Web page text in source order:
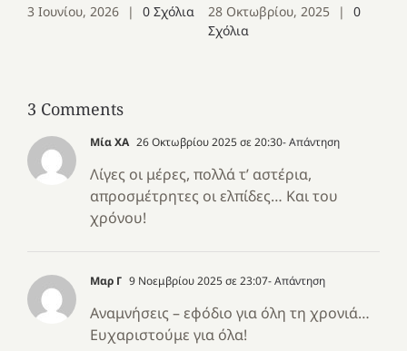
3 Ιουνίου, 2026 | 0 Σχόλια 28 Οκτωβρίου, 2025 |
0
Σχόλια
3 Comments
Μία ΧΑ 26 Οκτωβρίου 2025 σε 20:30- Απάντηση
Λίγες οι μέρες, πολλά τ’ αστέρια,
απροσμέτρητες οι ελπίδες… Και του
χρόνου!
Μαρ Γ 9 Νοεμβρίου 2025 σε 23:07- Απάντηση
Αναμνήσεις – εφόδιο για όλη τη χρονιά…
Ευχαριστούμε για όλα!